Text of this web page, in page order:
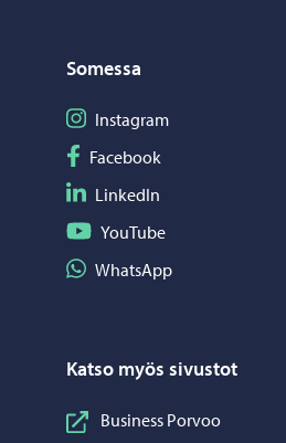
Somessa
Seuraa Instagram
Instagram
Seuraa Facebook
Facebook
Seuraa LinkedIn
LinkedIn
Seuraa YouTube
YouTube
Jaa WhatsApp
WhatsApp
Katso myös sivustot
Business Porvoo